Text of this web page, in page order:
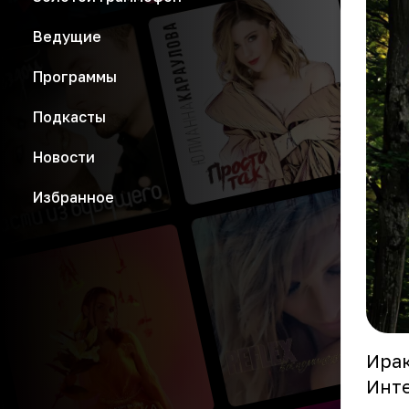
Ведущие
Программы
Подкасты
Новости
Избранное